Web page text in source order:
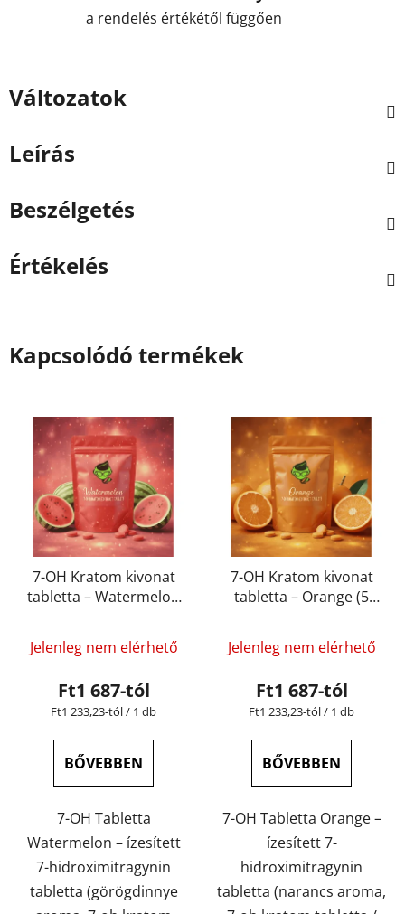
a rendelés értékétől függően
Változatok
Leírás
Beszélgetés
Értékelés
Kapcsolódó termékek
7-OH Kratom kivonat
tabletta – Watermelon
Jelenleg nem elérhető
Ft1 687-tól
Egységár:
Ft1 233,23-tól / 1 db
BŐVEBBEN
7-OH Tabletta
Watermelon – ízesített
7-hidroximitragynin
tabletta (görögdinnye
7-OH Kratom kivonat
tabletta – Orange (5
Jelenleg nem elérhető
Ft1 687-tól
Egységár:
Ft1 233,23-tól / 1 db
BŐVEBBEN
7-OH Tabletta Orange –
ízesített 7-
hidroximitragynin
tabletta (narancs aroma,